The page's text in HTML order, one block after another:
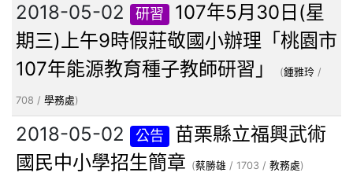
2018-05-02 研習
107年5月30日(星
期三)上午9時假莊敬國小辦理「桃園市
107年能源教育種子教師研習」
(鍾雅玲 /
708 / 學務處)
2018-05-02 公告
苗栗縣立福興武術
國民中小學招生簡章 (蔡勝雄 / 1703 / 教務處)